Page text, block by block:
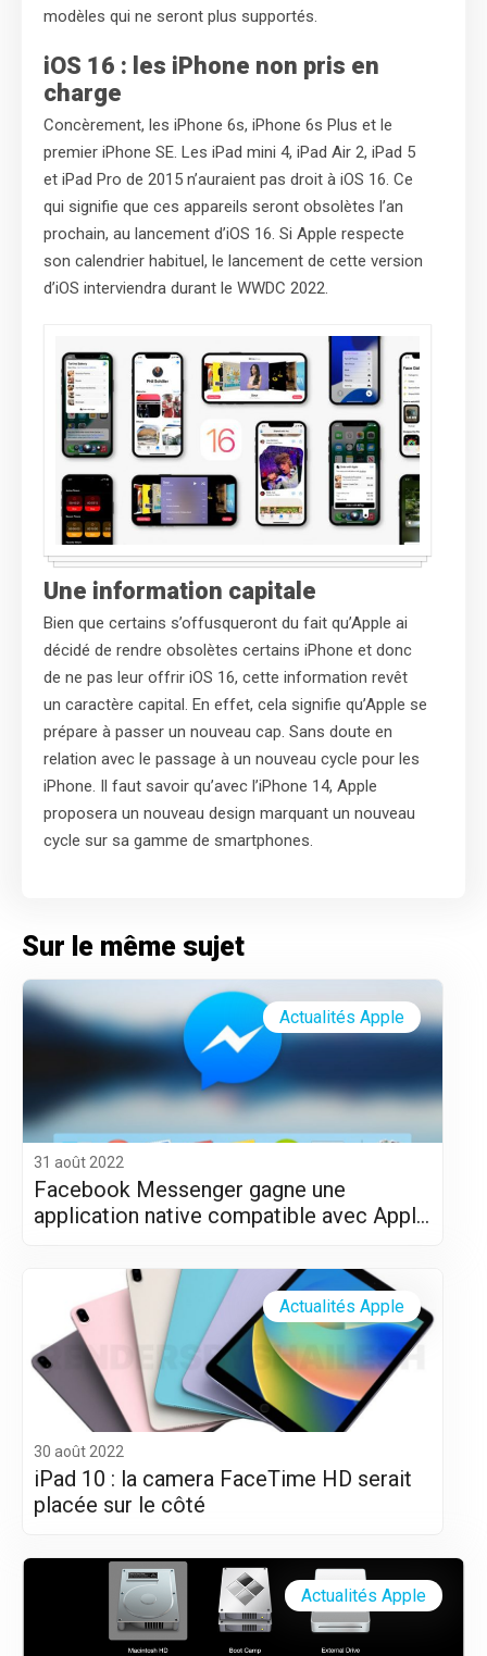
modèles qui ne seront plus supportés.
iOS 16 : les iPhone non pris en
charge
Concèrement, les iPhone 6s, iPhone 6s Plus et le
premier iPhone SE. Les iPad mini 4, iPad Air 2, iPad 5
et iPad Pro de 2015 n’auraient pas droit à iOS 16. Ce
qui signifie que ces appareils seront obsolètes l’an
prochain, au lancement d’iOS 16. Si Apple respecte
son calendrier habituel, le lancement de cette version
d’iOS interviendra durant le WWDC 2022.
Une information capitale
Bien que certains s’offusqueront du fait qu’Apple ai
décidé de rendre obsolètes certains iPhone et donc
de ne pas leur offrir iOS 16, cette information revêt
un caractère capital. En effet, cela signifie qu’Apple se
prépare à passer un nouveau cap. Sans doute en
relation avec le passage à un nouveau cycle pour les
iPhone. Il faut savoir qu’avec l’iPhone 14, Apple
proposera un nouveau design marquant un nouveau
cycle sur sa gamme de smartphones.
Sur le même sujet
31 août 2022
Facebook Messenger gagne une
application native compatible avec Apple
Actualités Apple
30 août 2022
iPad 10 : la camera FaceTime HD serait
placée sur le côté
Actualités Apple
Actualités Apple